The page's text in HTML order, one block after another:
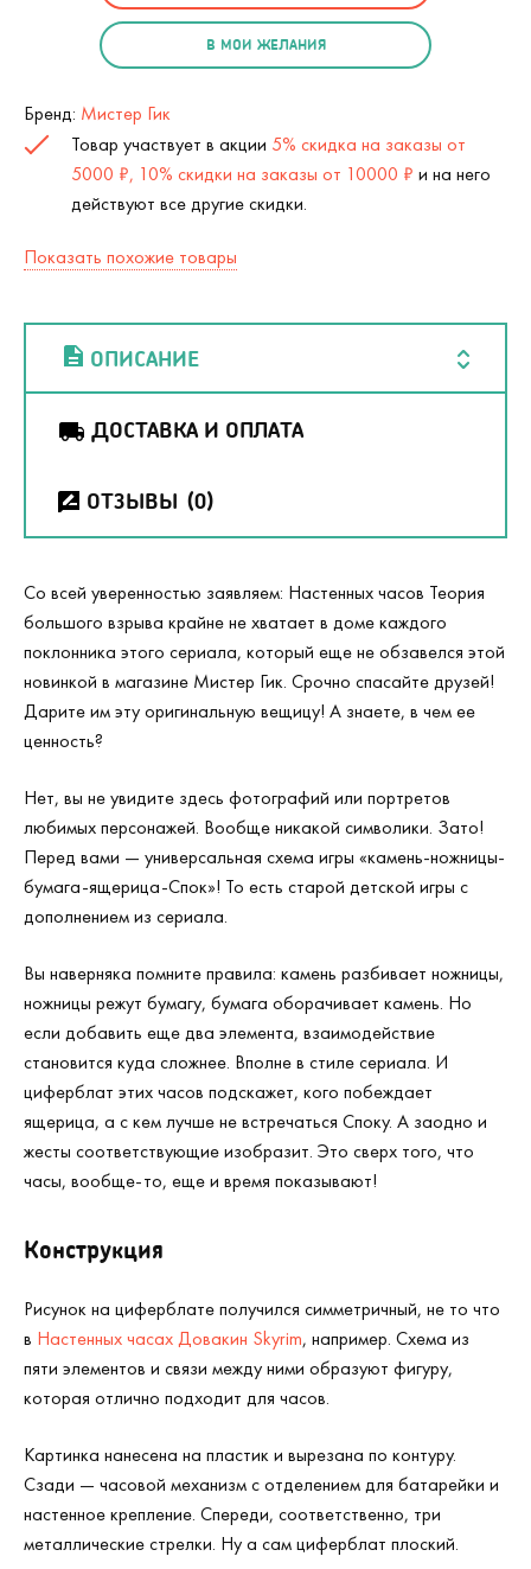
В МОИ ЖЕЛАНИЯ
Бренд: Мистер Гик
Товар участвует в акции 5% скидка на заказы от
5000 ₽, 10% скидки на заказы от 10000 ₽ и на него
действуют все другие скидки.
Показать похожие товары
ОПИСАНИЕ
ДОСТАВКА И ОПЛАТА
ОТЗЫВЫ (0)
Со всей уверенностью заявляем: Настенных часов Теория
большого взрыва крайне не хватает в доме каждого
поклонника этого сериала, который еще не обзавелся этой
новинкой в магазине Мистер Гик. Срочно спасайте друзей!
Дарите им эту оригинальную вещицу! А знаете, в чем ее
ценность?
Нет, вы не увидите здесь фотографий или портретов
любимых персонажей. Вообще никакой символики. Зато!
Перед вами — универсальная схема игры «камень-ножницы-
бумага-ящерица-Спок»! То есть старой детской игры с
дополнением из сериала.
Вы наверняка помните правила: камень разбивает ножницы,
ножницы режут бумагу, бумага оборачивает камень. Но
если добавить еще два элемента, взаимодействие
становится куда сложнее. Вполне в стиле сериала. И
циферблат этих часов подскажет, кого побеждает
ящерица, а с кем лучше не встречаться Споку. А заодно и
жесты соответствующие изобразит. Это сверх того, что
часы, вообще-то, еще и время показывают!
Конструкция
Рисунок на циферблате получился симметричный, не то что
в Настенных часах Довакин Skyrim, например. Схема из
пяти элементов и связи между ними образуют фигуру,
которая отлично подходит для часов.
Картинка нанесена на пластик и вырезана по контуру.
Сзади — часовой механизм с отделением для батарейки и
настенное крепление. Спереди, соответственно, три
металлические стрелки. Ну а сам циферблат плоский.